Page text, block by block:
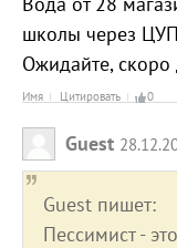
школы через
Ожидайте, скоро
Имя Цитировать 0
Guest
Guest пишет:
Пессимист -